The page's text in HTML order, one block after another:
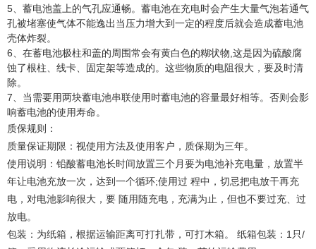
5、蓄电池盖上的气孔应通畅。蓄电池在充电时会产生大量气泡若通气
孔被堵塞使气体不能逸出当压力增大到一定的程度后就会造成蓄电池
壳体炸裂。
6、在蓄电池极柱和盖的周围常会有黄白色的糊状物,这是因为硫酸腐
蚀了根柱、线卡、固定架等造成的。这些物质的电阻很大，要及时清
除。
7、当需要用两块蓄电池串联使用时蓄电池的容量最好相等。否则会影
响蓄电池的使用寿命。
质保规则：
质量保证期限：视使用方法及使用客户，质保期为三年。
使用说明：铅酸蓄电池长时间放置三个月要为电池补充电量，放置半
年让电池充放一次，达到一个循环;使用过 程中，切忌把电放干再充
电，对电池影响很大，要 随用随充电，充满为止，但也不要过充、过
放电。
包装：为纸箱，根据运输距离可打扎带，可打木箱。 纸箱包装：1只/